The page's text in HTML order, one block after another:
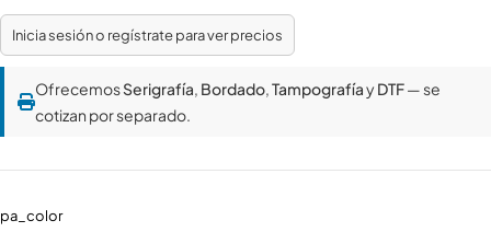
Inicia sesión o regístrate para ver precios
OfrecemosSerigrafía, Bordado,TampografíayDTF— se
cotizan por separado.
pa_color